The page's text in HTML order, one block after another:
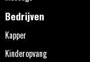
Bedrijven
Kapper
Kinderopvang